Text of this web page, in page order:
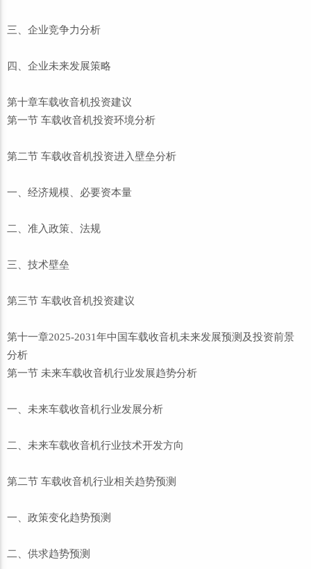
三、企业竞争力分析
四、企业未来发展策略
第十章车载收音机投资建议
第一节 车载收音机投资环境分析
第二节 车载收音机投资进入壁垒分析
一、经济规模、必要资本量
二、准入政策、法规
三、技术壁垒
第三节 车载收音机投资建议
第十一章2025-2031年中国车载收音机未来发展预测及投资前景
分析
第一节 未来车载收音机行业发展趋势分析
一、未来车载收音机行业发展分析
二、未来车载收音机行业技术开发方向
第二节 车载收音机行业相关趋势预测
一、政策变化趋势预测
二、供求趋势预测